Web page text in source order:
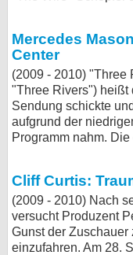
Mercedes
Center
(2009 - 2010) "Three
"Three Rivers") heißt
Sendung schickte
aufgrund der
Programm nahm.
Cliff Curtis:
(2009 - 2010) Nach
versucht Produzent
Gunst der
einzufahren. Am 28.